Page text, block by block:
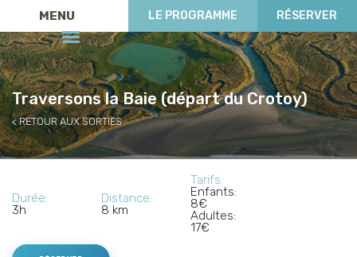
MENU LE PROGRAMME RÉSERVER
Traversons la Baie (départ du Crotoy)
RETOUR AUX SORTIES
Durée:
3h
Distance:
8 km
Tarifs:
Enfants:
8€
Adultes:
17€